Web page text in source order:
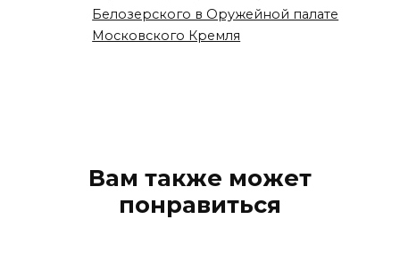
Белозерского в Оружейной палате
Московского Кремля
Вам также может
понравиться